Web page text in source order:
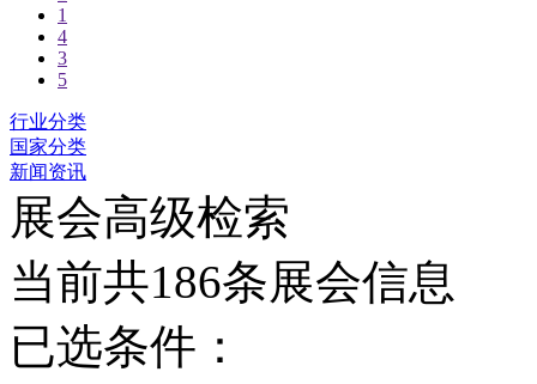
1
4
3
5
行业分类
国家分类
新闻资讯
展会高级检索
当前共186条展会信息
已选条件：